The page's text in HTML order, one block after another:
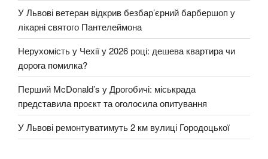
У Львові ветеран відкрив безбар’єрний барбершоп у
лікарні святого Пантелеймона
Нерухомість у Чехії у 2026 році: дешева квартира чи
дорога помилка?
Перший McDonald’s у Дрогобичі: міськрада
представила проєкт та оголосила опитування
У Львові ремонтуватимуть 2 км вулиці Городоцької